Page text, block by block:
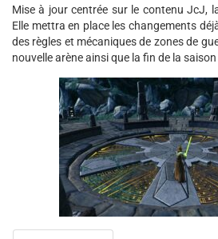
Mise à jour centrée sur le contenu JcJ,
Elle mettra en place les changements
des règles et mécaniques de zones de
nouvelle arène ainsi que la fin de la saison